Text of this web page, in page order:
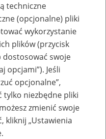
zakładanie profili
firmy
techniczne
(opcjonalne) pliki
wykorzystanie
plików (przycisk
dostosować swoje
opcjami”). Jeśli
opcjonalne”,
tylko niezbędne pliki
zmienić swoje
kliknij „Ustawienia